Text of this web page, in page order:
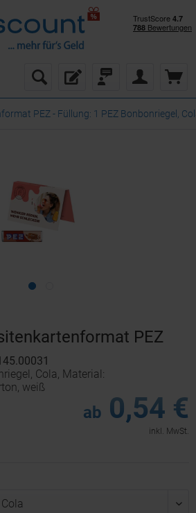
PEZ - Füllung: 1 PEZ Bonbonriegel,
PEZ
Cola, Material:
weiß
ab 0,54 €
inkl. MwSt.